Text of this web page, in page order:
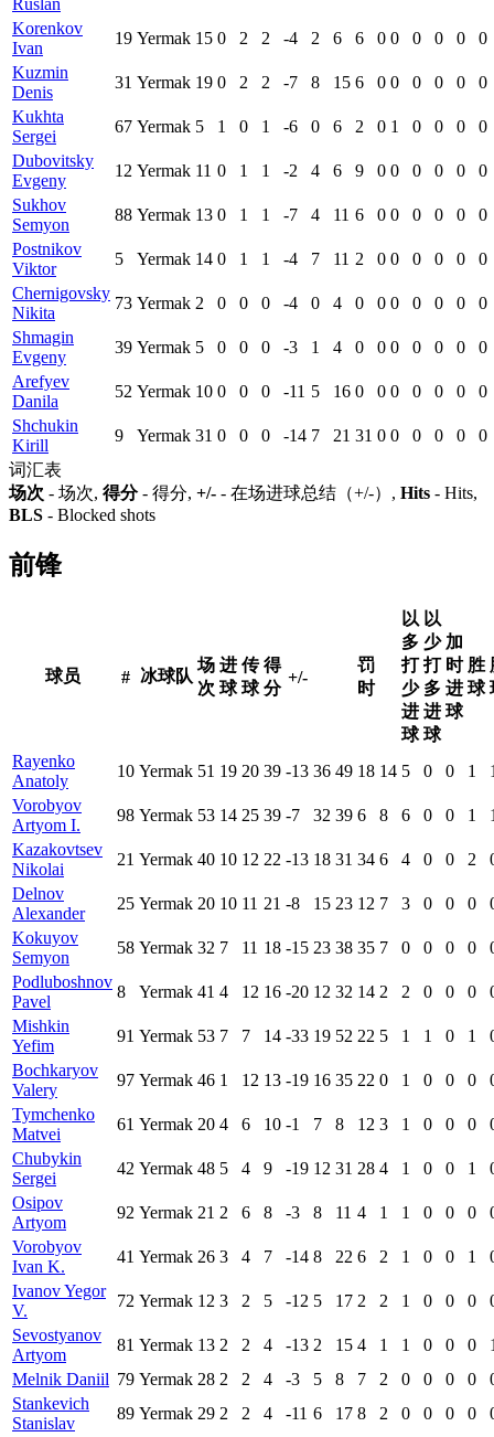
Ruslan
Korenkov
Ivan
19 Yermak 15 0 2 2 -4 2 6 6 0 0 0 0 0
0
Kuzmin
Denis
31 Yermak 19 0 2 2 -7 8 15 6 0 0 0 0 0
0
Kukhta
Sergei
67 Yermak 5 1 0 1 -6 0 6 2 0 1 0 0 0
0
Dubovitsky
Evgeny
12 Yermak 11 0 1 1 -2 4 6 9 0 0 0 0 0
0
Sukhov
Semyon
88 Yermak 13 0 1 1 -7 4 11 6 0 0 0 0 0
0
Postnikov
Viktor
5 Yermak 14 0 1 1 -4 7 11 2 0 0 0 0 0
0
Chernigovsky
Nikita
73 Yermak 2 0 0 0 -4 0 4 0 0 0 0 0 0
0
Shmagin
Evgeny
39 Yermak 5 0 0 0 -3 1 4 0 0 0 0 0 0
0
Arefyev
Danila
52 Yermak 10 0 0 0 -11 5 16 0 0 0 0 0 0
0
Shchukin
Kirill
9 Yermak 31 0 0 0 -14 7 21 31 0 0 0 0 0
0
词汇表
场次 - 场次, 得分- 得分, +/- - 在场进球总结（+/-）, Hits - Hits,
BLS - Blocked shots
前锋
球员 # 冰球队
场
次
进
球
传
球
得
分
+/-
罚
时
以
多
打
少
进
球
以
少
打
多
进
球
加
时
进
球
胜
球
Rayenko
Anatoly
10 Yermak 51 19 20 39 -13 36 49 18 14 5 0 0 1
Vorobyov
Artyom I.
98 Yermak 53 14 25 39 -7 32 39 6 8 6 0 0 1
Kazakovtsev
Nikolai
21 Yermak 40 10 12 22 -13 18 31 34 6 4 0 0 2
Delnov
Alexander
25 Yermak 20 10 11 21 -8 15 23 12 7 3 0 0 0
Kokuyov
Semyon
58 Yermak 32 7 11 18 -15 23 38 35 7 0 0 0 0
Podluboshnov
Pavel
8 Yermak 41 4 12 16 -20 12 32 14 2 2 0 0 0
Mishkin
Yefim
91 Yermak 53 7 7 14 -33 19 52 22 5 1 1 0 1
Bochkaryov
Valery
97 Yermak 46 1 12 13 -19 16 35 22 0 1 0 0 0
Tymchenko
Matvei
61 Yermak 20 4 6 10 -1 7 8 12 3 1 0 0 0
Chubykin
Sergei
42 Yermak 48 5 4 9 -19 12 31 28 4 1 0 0 1
Osipov
Artyom
92 Yermak 21 2 6 8 -3 8 11 4 1 1 0 0 0
Vorobyov
Ivan K.
41 Yermak 26 3 4 7 -14 8 22 6 2 1 0 0 1
Ivanov Yegor
V.
72 Yermak 12 3 2 5 -12 5 17 2 2 1 0 0 0
Sevostyanov
Artyom
81 Yermak 13 2 2 4 -13 2 15 4 1 1 0 0 0
Melnik Daniil 79 Yermak 28 2 2 4 -3 5 8 7 2 0 0 0 0
Stankevich
Stanislav
89 Yermak 29 2 2 4 -11 6 17 8 2 0 0 0 0